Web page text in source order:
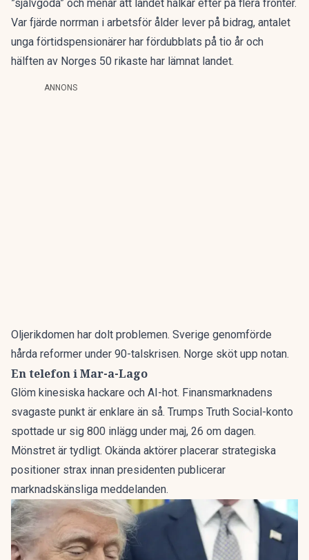
”självgoda” och menar att landet halkar efter på flera fronter.
Var fjärde norrman i arbetsför ålder lever på bidrag, antalet
unga förtidspensionärer har fördubblats på tio år och
hälften av Norges 50 rikaste har lämnat landet.
ANNONS
Oljerikdomen har dolt problemen. Sverige genomförde
hårda reformer under 90-talskrisen. Norge sköt upp notan.
En telefon i Mar-a-Lago
Glöm kinesiska hackare och AI-hot. Finansmarknadens
svagaste punkt är enklare än så. Trumps Truth Social-konto
spottade ur sig 800 inlägg under maj, 26 om dagen.
Mönstret är tydligt. Okända aktörer placerar strategiska
positioner strax innan presidenten publicerar
marknadskänsliga meddelanden.